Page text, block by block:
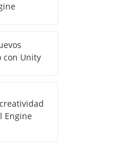
con Unity
Engine